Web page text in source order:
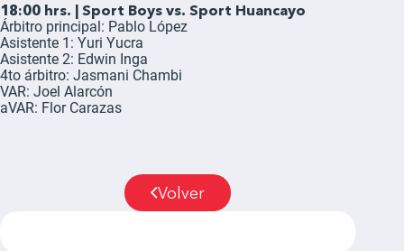
18:00 hrs. | Sport Boys vs. Sport Huancayo
Árbitro principal: Pablo López
Asistente 1: Yuri Yucra
Asistente 2: Edwin Inga
4to árbitro: Jasmani Chambi
VAR: Joel Alarcón
aVAR: Flor Carazas
Volver